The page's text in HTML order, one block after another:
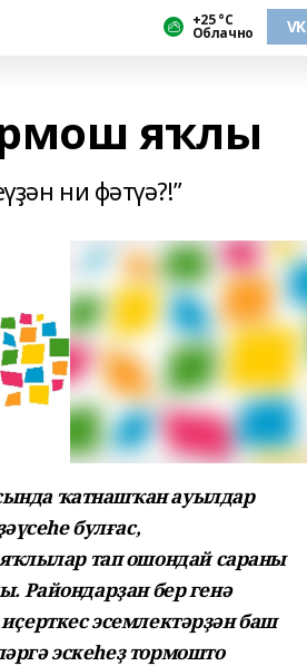
+25 °С
Облачно VK
яҡлы
ни фәтүә?!”
ҡатнашҡан ауылдар
булғас,
тап ошондай сараны
Райондарҙан бер генә
эсемлектәрҙән баш
эскеһеҙ тормошто